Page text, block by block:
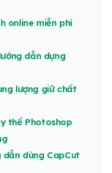
online miễn phí
dẫn dựng
lượng giữ chất
thế Photoshop
dẫn dùng CapCut